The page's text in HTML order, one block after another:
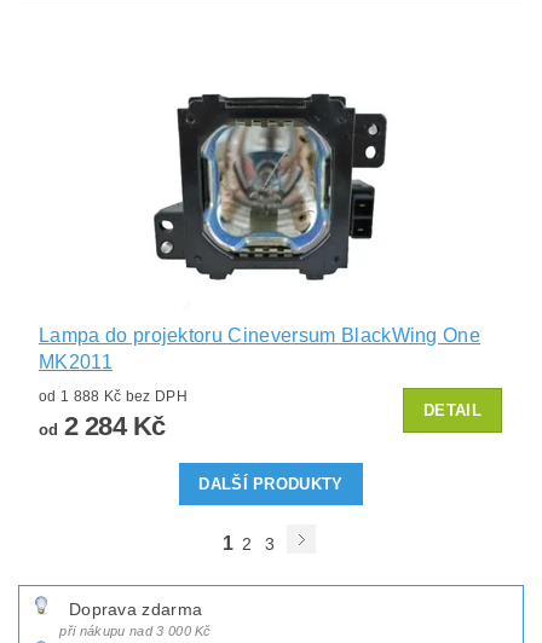
Lampa do projektoru Cineversum BlackWing One
MK2011
od 1 888 Kč bez DPH
od 2 284 Kč
DETAIL
DALŠÍ PRODUKTY
1 2 3
Doprava zdarma
při nákupu nad 3 000 Kč